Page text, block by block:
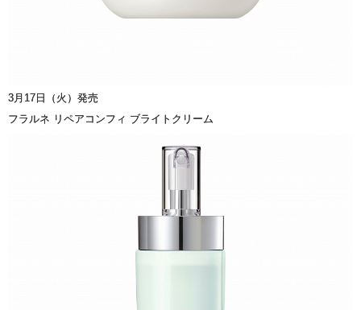
3月17日（火）発売
フラルネ リペアコンフィ ブライトクリーム